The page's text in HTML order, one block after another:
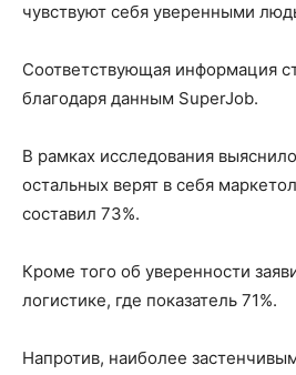
чувствуют себя уверенными
Соответствующая информация
благодаря данным SuperJob.
В рамках исследования
остальных верят в себя
составил 73%.
Кроме того об уверенности
логистике, где показатель 71%.
Напротив, наиболее